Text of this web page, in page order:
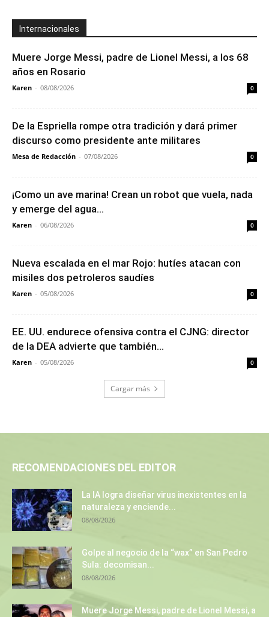
Internacionales
Muere Jorge Messi, padre de Lionel Messi, a los 68
años en Rosario
Karen - 08/08/2026 0
De la Espriella rompe otra tradición y dará primer
discurso como presidente ante militares
Mesa de Redacción - 07/08/2026 0
¡Como un ave marina! Crean un robot que vuela, nada
y emerge del agua...
Karen - 06/08/2026 0
Nueva escalada en el mar Rojo: hutíes atacan con
misiles dos petroleros saudíes
Karen - 05/08/2026 0
EE. UU. endurece ofensiva contra el CJNG: director
de la DEA advierte que también...
Karen - 05/08/2026 0
Cargar más
RECOMENDACIONES DEL EDITOR
La IA logra diseñar virus inexistentes en la
naturaleza y enciende...
08/08/2026
Golpe al negocio de la “wax” en San Pedro
Sula: decomisan...
08/08/2026
Muere Jorge Messi, padre de Lionel Messi, a